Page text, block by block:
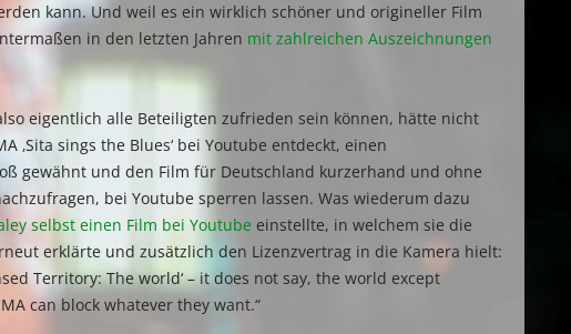
kann. Und weil es ein wirklich schöner und origineller Film
in den letzten Jahren mit zahlreichen Auszeichnungen
eigentlich alle Beteiligten zufrieden sein können, hätte nicht
‚Sita sings the Blues‘ bei Youtube entdeckt, einen
gewähnt und den Film für Deutschland kurzerhand und ohne
bei Youtube sperren lassen. Was wiederum dazu
selbst einen Film bei Youtube einstellte, in welchem sie die
erklärte und zusätzlich den Lizenzvertrag in die Kamera hielt:
Territory: The world‘ – it does not say, the world except
can block whatever they want.“